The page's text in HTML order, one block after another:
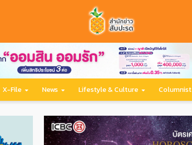
X-File News Lifestyle & Culture Columnist